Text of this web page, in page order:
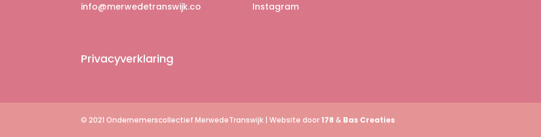
info@merwedetranswijk.co
Privacyverklaring
Instagram
© 2021 Ondernemerscollectief MerwedeTranswijk | Website door 178 & Bas Creaties